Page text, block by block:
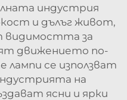
индустрия
и дълъг живот,
видимостта за
движението по-
лампи се използват
на
ясни и ярки